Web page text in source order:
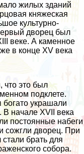
жилых зданий
княжеская
культурно-
дворец был
веке. А каменное
в конце XV века
что это был
подклете.
богато украшали
начале XVII века
постоянные набеги
сожгли дворец. При
брать для
собора.